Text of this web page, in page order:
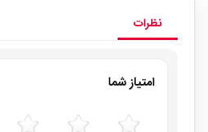
نظرات
امتیاز شما